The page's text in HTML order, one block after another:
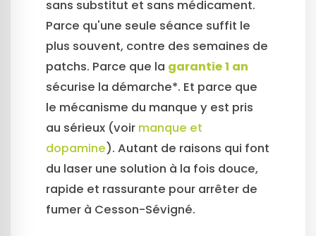
sans substitut et sans médicament.
Parce qu'une seule séance suffit le
plus souvent, contre des semaines de
patchs. Parce que la garantie 1 an
sécurise la démarche*. Et parce que
le mécanisme du manque y est pris
au sérieux (voir manque et
dopamine). Autant de raisons qui font
du laser une solution à la fois douce,
rapide et rassurante pour arrêter de
fumer à Cesson-Sévigné.